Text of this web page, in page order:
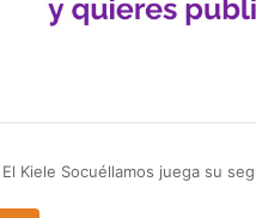
El Kiele Socuéllamos juega su